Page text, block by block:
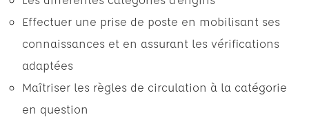
Effectuer une prise de poste en mobilisant ses
connaissances et en assurant les vérifications
adaptées
Maîtriser les règles de circulation à la catégorie
en question